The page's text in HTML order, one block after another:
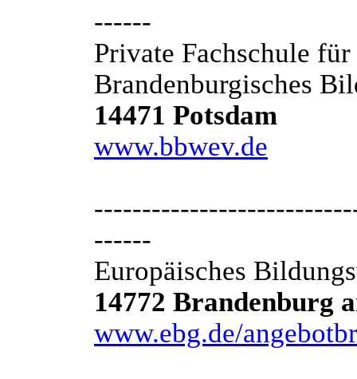
------
Private Fachschule
Brandenburgisches
14471 Potsdam
www.bbwev.de
------
Europäisches
14772 Brandenburg
www.ebg.de/